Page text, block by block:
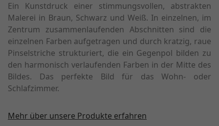
Ein Kunstdruck einer stimmungsvollen, abstrakten
Malerei in Braun, Schwarz und Weiß. In einzelnen, im
Zentrum zusammenlaufenden Abschnitten sind die
einzelnen Farben aufgetragen und durch kratzig, raue
Pinselstriche strukturiert, die ein Gegenpol bilden zu
den harmonisch verlaufenden Farben in der Mitte des
Bildes. Das perfekte Bild für das Wohn- oder
Schlafzimmer.
Mehr über unsere Produkte erfahren